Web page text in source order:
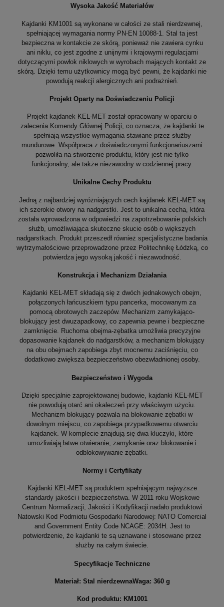
Wysoka Jakość Materiałów
Kajdanki KM1001 są wykonane w całości ze stali nierdzewnej,
spełniającej wymagania normy PN-EN 10088-1. Stal ta jest
bezpieczna w kontakcie ze skórą, ponieważ nie zawiera cynku
ani niklu, co jest zgodne z unijnymi i krajowymi regulacjami
dotyczącymi powłok niklowych w wyrobach mających kontakt ze
skórą. Dzięki temu użytkownicy mogą być pewni, że kajdanki nie
powodują reakcji alergicznych ani podrażnień.
Projekt Oparty na Doświadczeniu Policji
Projekt kajdanek KEL-MET został opracowany w oparciu o
zalecenia Komendy Głównej Policji, co oznacza, że kajdanki te
spełniają wszystkie wymagania stawiane przez służby
mundurowe. Współpraca z doświadczonymi funkcjonariuszami
pozwoliła na stworzenie produktu, który jest nie tylko
funkcjonalny, ale także niezawodny w codziennej pracy.
Unikalne Cechy Produktu
Jedną z najbardziej wyróżniających cech kajdanek KEL-MET są
ich szerokie otwory na nadgarstki. Jest to unikalna cecha, która
została wprowadzona w odpowiedzi na zapotrzebowanie polskich
służb, umożliwiająca skuteczne skucie osób o większych
nadgarstkach. Produkt przeszedł również specjalistyczne badania
wytrzymałościowe przeprowadzone przez Politechnikę Łódzką, co
potwierdza jego wysoką jakość i niezawodność.
Konstrukcja i Mechanizm Działania
Kajdanki KEL-MET składają się z dwóch jednakowych obejm,
połączonych łańcuszkiem typu pancerka, mocowanym za
pomocą obrotowych zaczepów. Mechanizm zamykająco-
blokujący jest dwuzapadkowy, co zapewnia pewne i bezpieczne
zamknięcie. Ruchoma obejma-zębatka umożliwia precyzyjne
dopasowanie kajdanek do nadgarstków, a mechanizm blokujący
na obu obejmach zapobiega zbyt mocnemu zaciśnięciu, co
dodatkowo zwiększa bezpieczeństwo obezwładnionej osoby.
Bezpieczeństwo i Wygoda
Dzięki specjalnie zaprojektowanej budowie, kajdanki KEL-MET
nie powodują otarć ani okaleczeń przy właściwym użyciu.
Mechanizm blokujący pozwala na blokowanie zębatki w
dowolnym miejscu, co zapobiega przypadkowemu otwarciu
kajdanek. W komplecie znajdują się dwa kluczyki, które
umożliwiają łatwe otwieranie, zamykanie oraz blokowanie i
odblokowywanie zębatki.
Normy i Certyfikaty
Kajdanki KEL-MET są produktem spełniającym najwyższe
standardy jakości i bezpieczeństwa. W 2011 roku Wojskowe
Centrum Normalizacji, Jakości i Kodyfikacji nadało produktowi
Natowski Kod Podmiotu Gospodarki Narodowej: NATO Comercial
and Government Entity Code NCAGE: 2034H. Jest to
potwierdzenie, że kajdanki te są uznawane i stosowane przez
służby na całym świecie.
Specyfikacje Techniczne
Materiał: Stal nierdzewnaWaga: 360 g
Kod produktu: KM1001